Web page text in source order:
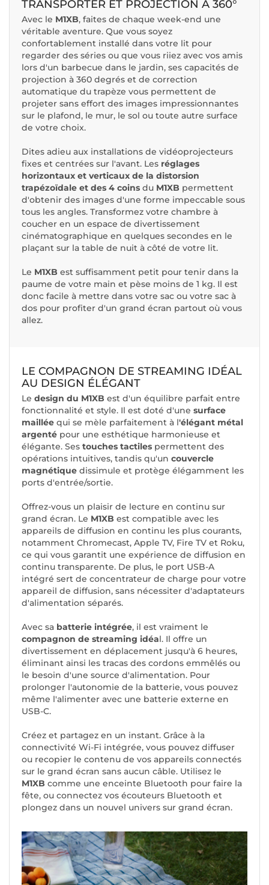
TRANSPORTER ET PROJECTION À 360°
Avec le M1XB, faites de chaque week-end une
véritable aventure. Que vous soyez
confortablement installé dans votre lit pour
regarder des séries ou que vous riiez avec vos amis
lors d'un barbecue dans le jardin, ses capacités de
projection à 360 degrés et de correction
automatique du trapèze vous permettent de
projeter sans effort des images impressionnantes
sur le plafond, le mur, le sol ou toute autre surface
de votre choix.
Dites adieu aux installations de vidéoprojecteurs
fixes et centrées sur l'avant. Les réglages
horizontaux et verticaux de la distorsion
trapézoïdale et des 4 coins du M1XB permettent
d'obtenir des images d'une forme impeccable sous
tous les angles. Transformez votre chambre à
coucher en un espace de divertissement
cinématographique en quelques secondes en le
plaçant sur la table de nuit à côté de votre lit.​
Le M1XB est suffisamment petit pour tenir dans la
paume de votre main et pèse moins de 1 kg. Il est
donc facile à mettre dans votre sac ou votre sac à
dos pour profiter d'un grand écran partout où vous
allez.
LE COMPAGNON DE STREAMING IDÉAL
AU DESIGN ÉLÉGANT
Le design du M1XB est d'un équilibre parfait entre
fonctionnalité et style. Il est doté d'une surface
maillée qui se mèle parfaitement à l'élégant métal
argenté pour une esthétique harmonieuse et
élégante. Ses touches tactiles permettent des
opérations intuitives, tandis qu'un couvercle
magnétique dissimule et protège élégamment les
ports d'entrée/sortie.
Offrez-vous un plaisir de lecture en continu sur
grand écran. Le M1XB est compatible avec les
appareils de diffusion en continu les plus courants,
notamment Chromecast, Apple TV, Fire TV et Roku,
ce qui vous garantit une expérience de diffusion en
continu transparente. De plus, le port USB-A
intégré sert de concentrateur de charge pour votre
appareil de diffusion, sans nécessiter d'adaptateurs
d'alimentation séparés.
Avec sa batterie intégrée, il est vraiment le
compagnon de streaming idéal. Il offre un
divertissement en déplacement jusqu'à 6 heures,
éliminant ainsi les tracas des cordons emmêlés ou
le besoin d'une source d'alimentation. Pour
prolonger l'autonomie de la batterie, vous pouvez
même l'alimenter avec une batterie externe en
USB-C.
Créez et partagez en un instant. Grâce à la
connectivité Wi-Fi intégrée, vous pouvez diffuser
ou recopier le contenu de vos appareils connectés
sur le grand écran sans aucun câble. Utilisez le
M1XB comme une enceinte Bluetooth pour faire la
fête, ou connectez vos écouteurs Bluetooth et
plongez dans un nouvel univers sur grand écran.